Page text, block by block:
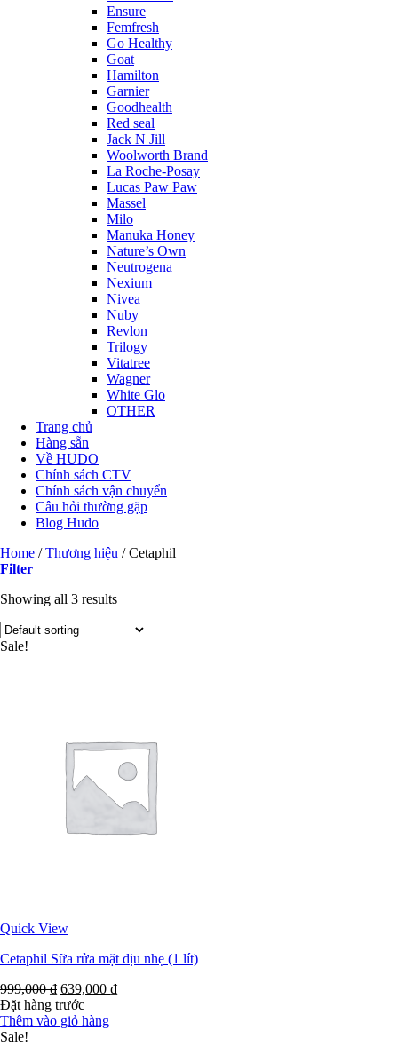
Ensure
Femfresh
Go Healthy
Goat
Hamilton
Garnier
Goodhealth
Red seal
Jack N Jill
Woolworth Brand
La Roche-Posay
Lucas Paw Paw
Massel
Milo
Manuka Honey
Nature’s Own
Neutrogena
Nexium
Nivea
Nuby
Revlon
Trilogy
Vitatree
Wagner
White Glo
OTHER
Trang chủ
Hàng sẵn
Về HUDO
Chính sách CTV
Chính sách vận chuyển
Câu hỏi thường gặp
Blog Hudo
Home / Thương hiệu /Cetaphil
Filter
Showing all 3 results
Sale!
Quick View
Cetaphil Sữa rửa mặt dịu nhẹ (1 lít)
999,000₫ 639,000 ₫
Đặt hàng trước
Thêm vào giỏ hàng
Sale!